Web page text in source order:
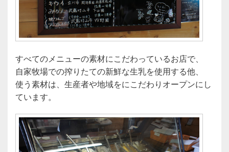
すべてのメニューの素材にこだわっているお店で、
自家牧場での搾りたての新鮮な生乳を使用する他、
使う素材は、生産者や地域をにこだわりオープンにし
ています。